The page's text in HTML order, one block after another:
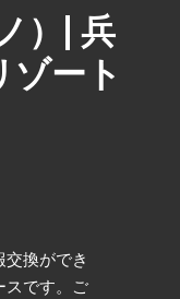
）| 兵
ート
換ができ
スです。ご